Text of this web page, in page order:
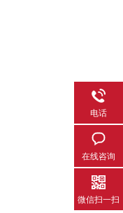
电话
在线咨询
微信扫一扫